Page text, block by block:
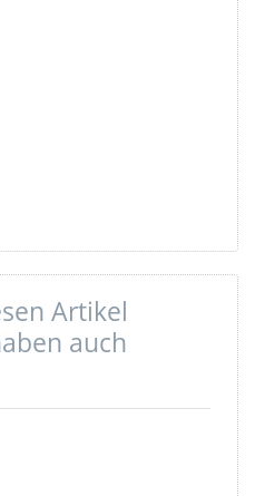
Artikel
auch